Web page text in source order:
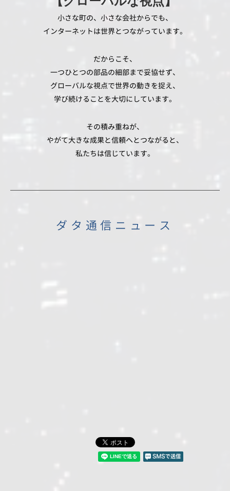
小さな町の、小さな会社からでも、
インターネットは世界とつながっています。
だからこそ、
一つひとつの部品の細部まで妥協せず、
グローバルな視点で世界の動きを捉え、
学び続けることを大切にしています。
その積み重ねが、
やがて大きな成果と信頼へとつながると、
私たちは信じています。
ダタ通信ニュース